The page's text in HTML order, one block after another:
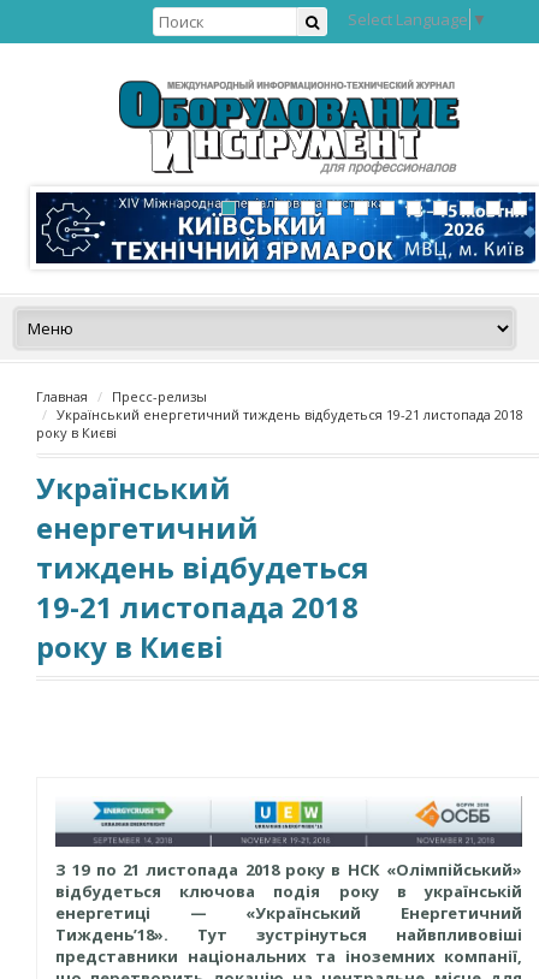
Select Language ▼
Главная
Пресс-релизы
Український енергетичний тиждень відбудеться 19-21 листопада 2018
року в Києві
Український
енергетичний
тиждень відбудеться
19-21 листопада 2018
року в Києві
З 19 по 21 листопада 2018 року в НСК «Олімпійський»
відбудеться ключова подія року в українській
енергетиці — «Український Енергетичний
Тиждень’18». Тут зустрінуться найвпливовіші
представники національних та іноземних компанії,